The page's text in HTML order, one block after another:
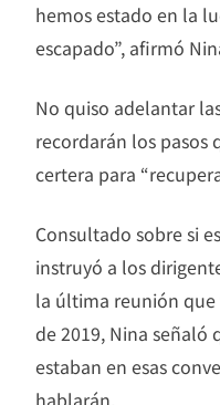
hemos estado en la
escapado”, afirmó
No quiso adelantar
recordarán los pasos
certera para
Consultado sobre si
instruyó a los
la última reunión
de 2019, Nina señaló
estaban en esas